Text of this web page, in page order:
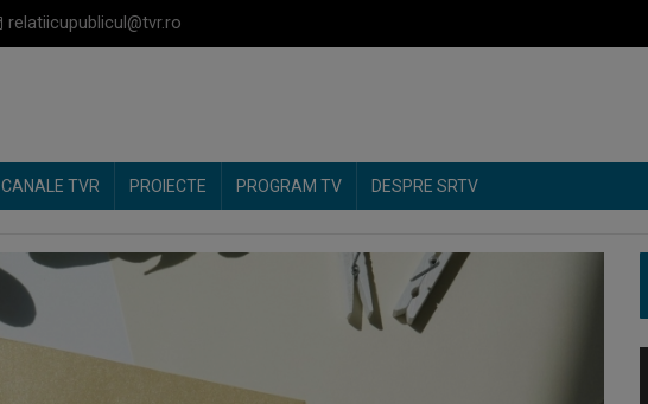
relatiicupublicul@tvr.ro
CANALE TVR PROIECTE PROGRAM TV DESPRE SRTV